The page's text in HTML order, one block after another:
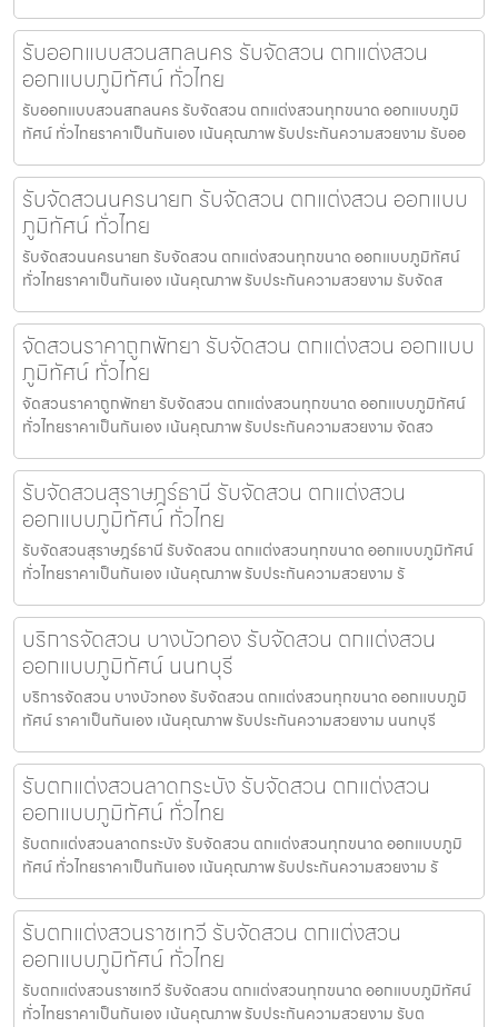
รับออกแบบสวนสกลนคร รับจัดสวน ตกแต่งสวน
ออกแบบภูมิทัศน์ ทั่วไทย
รับออกแบบสวนสกลนคร รับจัดสวน ตกแต่งสวนทุกขนาด ออกแบบภูมิ
ทัศน์ ทั่วไทยราคาเป็นกันเอง เน้นคุณภาพ รับประกันความสวยงาม รับออ
รับจัดสวนนครนายก รับจัดสวน ตกแต่งสวน ออกแบบ
ภูมิทัศน์ ทั่วไทย
รับจัดสวนนครนายก รับจัดสวน ตกแต่งสวนทุกขนาด ออกแบบภูมิทัศน์
ทั่วไทยราคาเป็นกันเอง เน้นคุณภาพ รับประกันความสวยงาม รับจัดส
จัดสวนราคาถูกพัทยา รับจัดสวน ตกแต่งสวน ออกแบบ
ภูมิทัศน์ ทั่วไทย
จัดสวนราคาถูกพัทยา รับจัดสวน ตกแต่งสวนทุกขนาด ออกแบบภูมิทัศน์
ทั่วไทยราคาเป็นกันเอง เน้นคุณภาพ รับประกันความสวยงาม จัดสว
รับจัดสวนสุราษฎร์ธานี รับจัดสวน ตกแต่งสวน
ออกแบบภูมิทัศน์ ทั่วไทย
รับจัดสวนสุราษฎร์ธานี รับจัดสวน ตกแต่งสวนทุกขนาด ออกแบบภูมิทัศน์
ทั่วไทยราคาเป็นกันเอง เน้นคุณภาพ รับประกันความสวยงาม รั
บริการจัดสวน บางบัวทอง รับจัดสวน ตกแต่งสวน
ออกแบบภูมิทัศน์ นนทบุรี
บริการจัดสวน บางบัวทอง รับจัดสวน ตกแต่งสวนทุกขนาด ออกแบบภูมิ
ทัศน์ ราคาเป็นกันเอง เน้นคุณภาพ รับประกันความสวยงาม นนทบุรี
รับตกแต่งสวนลาดกระบัง รับจัดสวน ตกแต่งสวน
ออกแบบภูมิทัศน์ ทั่วไทย
รับตกแต่งสวนลาดกระบัง รับจัดสวน ตกแต่งสวนทุกขนาด ออกแบบภูมิ
ทัศน์ ทั่วไทยราคาเป็นกันเอง เน้นคุณภาพ รับประกันความสวยงาม รั
รับตกแต่งสวนราชเทวี รับจัดสวน ตกแต่งสวน
ออกแบบภูมิทัศน์ ทั่วไทย
รับตกแต่งสวนราชเทวี รับจัดสวน ตกแต่งสวนทุกขนาด ออกแบบภูมิทัศน์
ทั่วไทยราคาเป็นกันเอง เน้นคุณภาพ รับประกันความสวยงาม รับต